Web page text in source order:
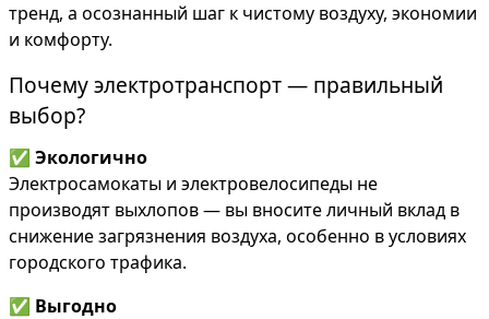
тренд, а осознанный шаг к чистому воздуху, экономии
и комфорту.
Почему электротранспорт — правильный
выбор?
✅ Экологично
Электросамокаты и электровелосипеды не
производят выхлопов — вы вносите личный вклад в
снижение загрязнения воздуха, особенно в условиях
городского трафика.
✅ Выгодно